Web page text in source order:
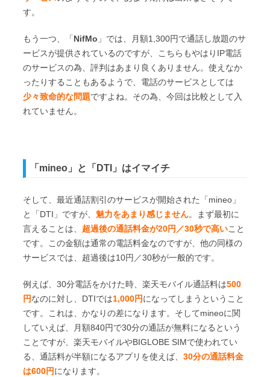
す。
もう一つ、「NifMo 」では、月額1,300円で通話し放題のサ
ービスが提供されているのですが、こちらもやはりIP電話
のサービスの為、評判はあまり良くありません。使えなか
ったりすることもあるようで、電話のサービスとしては
少々致命的な問題ですよね。その為、今回は比較として入
れていません。
「mineo」と「DTI」はイマイチ
そして、最近通話割引のサービスが開始された「mineo」
と「DTI」ですが、 魅力をあまり感じません。まず最初に
言えることは、 超過後の通話料金が20円／30秒で高いこと
です。この金額は通常の電話料金なのですが、他の同様の
サービスでは、超過後は10円／30秒が一般的です。
例えば、30分電話をかけた時、楽天モバイル通話料は500
円なのに対し、DTIでは1,000円になってしまうということ
です。これは、かなりの差になります。そしてmineoに関
していえば、月額840円で30分の通話が無料になるという
ことですが、楽天モバイルやBIGLOBE SIMで使われてい
る、通話料が半額になるアプリを使えば、 30分の通話料金
は600円になります。